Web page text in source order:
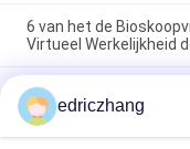
6 van het de
Virtueel Werkelijkheid
Virtuele van het de
Simulator van 9d
edriczhang